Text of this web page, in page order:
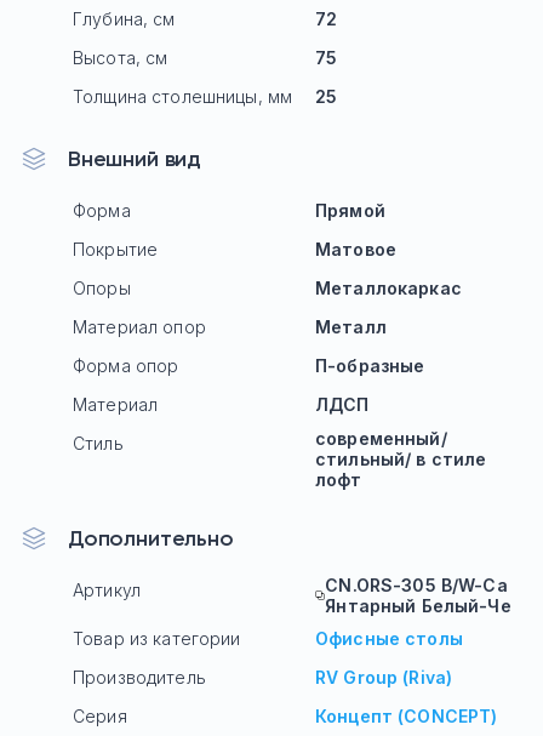
Глубина, см
72
Высота, см
75
Толщина столешницы, мм
25
Внешний вид
Форма
Прямой
Покрытие
Матовое
Опоры
Mеталлокаркас
Материал опор
Металл
Форма опор
П-образные
Материал
ЛДСП
Стиль
современный/
стильный/ в стиле
лофт
Дополнительно
Артикул
CN.ORS-305 B/W-Са
Янтарный Белый-Че
Товар из категории
Офисные столы
Производитель
RV Group (Riva)
Серия
Концепт (CONCEPT)